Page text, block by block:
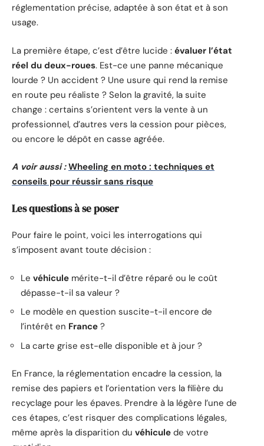
réglementation précise, adaptée à son état et à son
usage.
La première étape, c’est d’être lucide : évaluer l’état
réel du deux-roues. Est-ce une panne mécanique
lourde ? Un accident ? Une usure qui rend la remise
en route peu réaliste ? Selon la gravité, la suite
change : certains s’orientent vers la vente à un
professionnel, d’autres vers la cession pour pièces,
ou encore le dépôt en casse agréée.
A voir aussi : Wheeling en moto : techniques et
conseils pour réussir sans risque
Les questions à se poser
Pour faire le point, voici les interrogations qui
s’imposent avant toute décision :
Le véhicule mérite-t-il d’être réparé ou le coût
dépasse-t-il sa valeur ?
Le modèle en question suscite-t-il encore de
l’intérêt en France ?
La carte grise est-elle disponible et à jour ?
En France, la réglementation encadre la cession, la
remise des papiers et l’orientation vers la filière du
recyclage pour les épaves. Prendre à la légère l’une de
ces étapes, c’est risquer des complications légales,
même après la disparition du véhicule de votre